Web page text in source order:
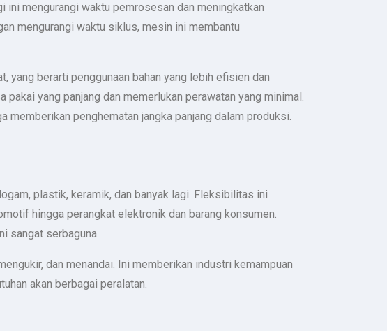
mengurangi waktu pemrosesan dan meningkatkan
mengurangi waktu siklus, mesin ini membantu
yang berarti penggunaan bahan yang lebih efisien dan
yang panjang dan memerlukan perawatan yang minimal.
penghematan jangka panjang dalam produksi.
plastik, keramik, dan banyak lagi. Fleksibilitas ini
hingga perangkat elektronik dan barang konsumen.
sangat serbaguna.
dan menandai. Ini memberikan industri kemampuan
akan berbagai peralatan.